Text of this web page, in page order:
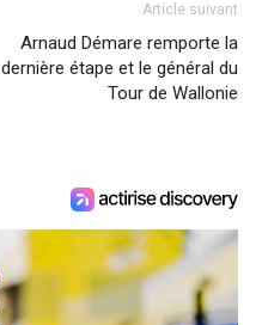
Article suivant
Arnaud Démare remporte la
dernière étape et le général du
Tour de Wallonie